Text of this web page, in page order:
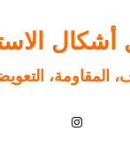
أشكال
المقاومة،